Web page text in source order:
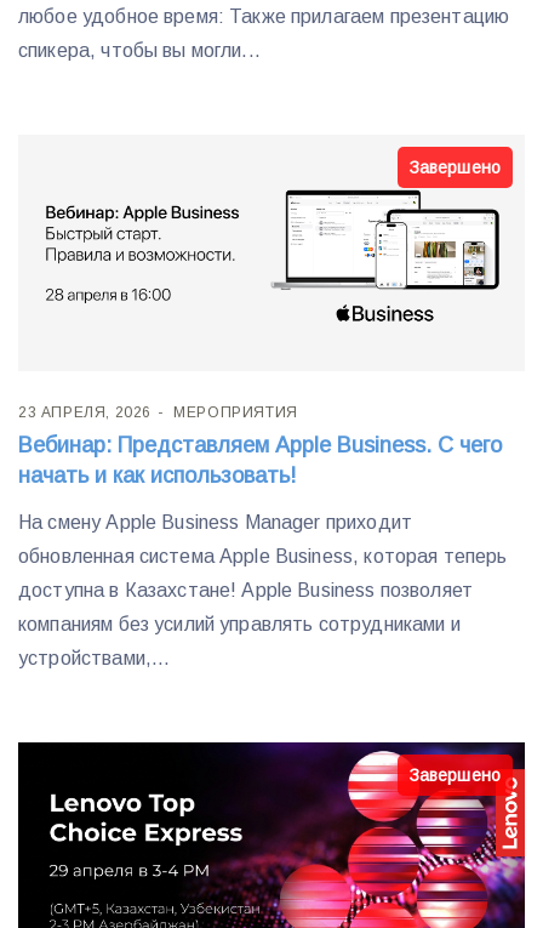
любое удобное время: Также прилагаем презентацию
спикера, чтобы вы могли...
Завершено
23 АПРЕЛЯ, 2026 МЕРОПРИЯТИЯ
Вебинар: Представляем Apple Business. С чего
начать и как использовать!
На смену Apple Business Manager приходит
обновленная система Apple Business, которая теперь
доступна в Казахстане! Apple Business позволяет
компаниям без усилий управлять сотрудниками и
устройствами,...
Завершено